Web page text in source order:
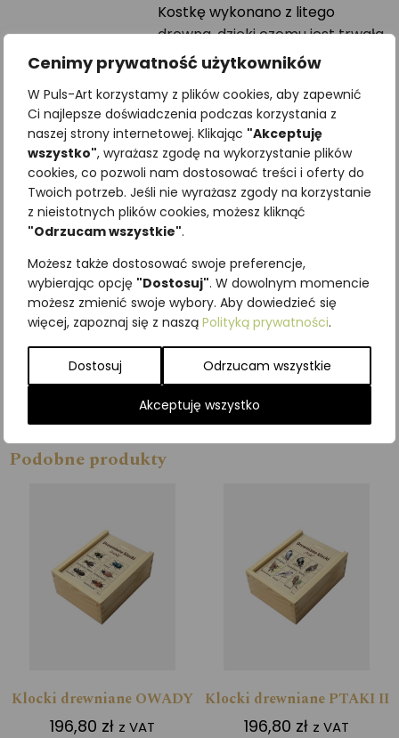
Cenimy prywatność użytkowników
W Puls-Art korzystamy z plików cookies, aby zapewnić
Ci najlepsze doświadczenia podczas korzystania z
naszej strony internetowej. Klikając "Akceptuję
wszystko", wyrażasz zgodę na wykorzystanie plików
cookies, co pozwoli nam dostosować treści i oferty do
Twoich potrzeb. Jeśli nie wyrażasz zgody na korzystanie
z nieistotnych plików cookies, możesz kliknąć
"Odrzucam wszystkie".
Możesz także dostosować swoje preferencje,
wybierając opcję "Dostosuj". W dowolnym momencie
możesz zmienić swoje wybory. Aby dowiedzieć się
więcej, zapoznaj się z naszą Polityką prywatności.
Dostosuj Odrzucam wszystkie
Akceptuję wszystko
Kostkę wykonano z litego
drewna, dzięki czemu jest trwała
oraz przyjazna środowisku. Do
nadruku ilustracji użyliśmy farb
neutralnych dla zdrowia i
przyrody. Możesz być spokojna,
Twoje dziecko jest bezpieczne w
czasie zabawy klockami Puls-
Art.
W naszej ofercie znajdziesz
wyboru. Możesz też stworzyć
własny wzór na zamówienie.
Aby to zrobić, napisz do nas
Dla dzieci w wieku 3+
Wymiary klocka 4 x 4 x 4 cm
Podobne produkty
Klocki drewniane OWADY
196,80 zł z VAT
Klocki drewniane PTAKI II
196,80 zł z VAT